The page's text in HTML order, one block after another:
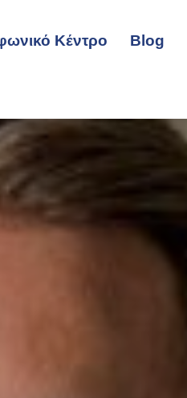
Κέντρο Blog